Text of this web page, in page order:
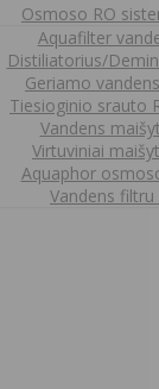
Osmoso RO
Aquafilter
Distiliatorius/
Geriamo
Tiesioginio srauto
Vandens
Virtuviniai
Aquaphor
Vandens filtru